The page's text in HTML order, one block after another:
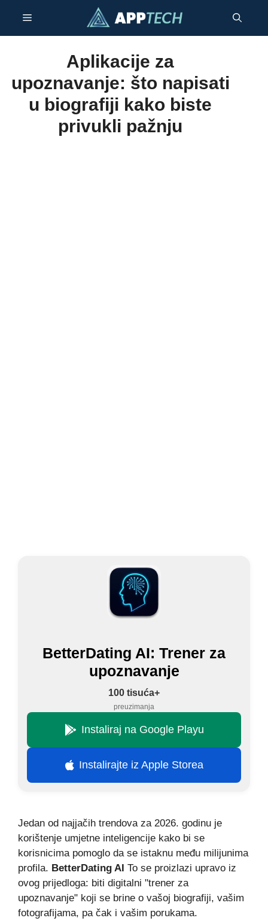
sadržaj
Izbornik
Aplikacije za
upoznavanje: što napisati
u biografiji kako biste
privukli pažnju
BetterDating AI: Trener za
upoznavanje
100 tisuća+
preuzimanja
Instaliraj na Google Playu
Instalirajte iz Apple Storea
Jedan od najjačih trendova za 2026. godinu je
korištenje umjetne inteligencije kako bi se
korisnicima pomoglo da se istaknu među milijunima
profila. BetterDating AI To se proizlazi upravo iz
ovog prijedloga: biti digitalni "trener za
upoznavanje" koji se brine o vašoj biografiji, vašim
fotografijama, pa čak i vašim porukama.